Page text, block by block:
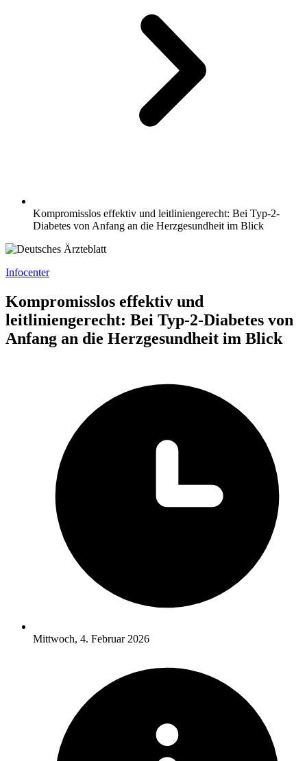
Kompromisslos effektiv und leitliniengerecht: Bei Typ-2-
Diabetes von Anfang an die Herzgesundheit im Blick
Infocenter
Kompromisslos effektiv und
leitliniengerecht: Bei Typ-2-Diabetes von
Anfang an die Herzgesundheit im Blick
Mittwoch, 4. Februar 2026